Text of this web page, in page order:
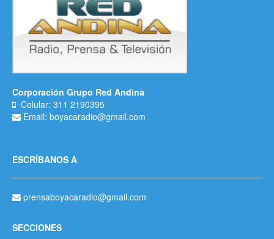
Corporación Grupo Red Andina
Celular: 311 2190395
Email: boyacaradio@gmail.com
ESCRÍBANOS A
prensaboyacaradio@gmail.com
SECCIONES